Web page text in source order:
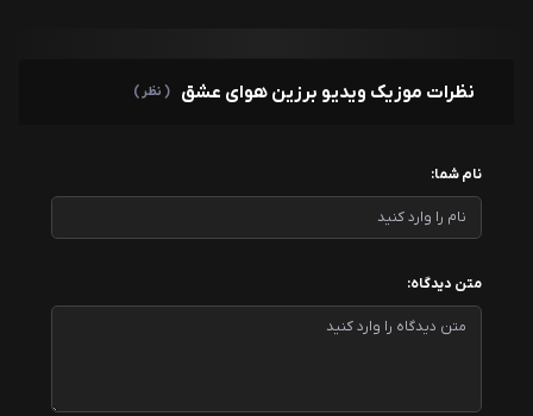
نظرات موزیک ویدیو برزین هوای عشق ( نظر )
نام شما:
متن دیدگاه: